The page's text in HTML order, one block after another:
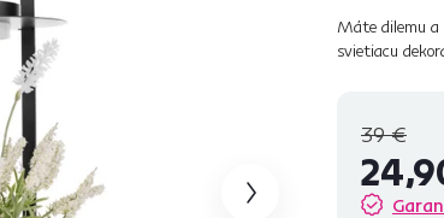
Máte dilemu a
svietiacu
39 €